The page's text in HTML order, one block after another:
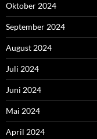
Oktober 2024
September 2024
August 2024
Juli 2024
Juni 2024
Mai 2024
April 2024